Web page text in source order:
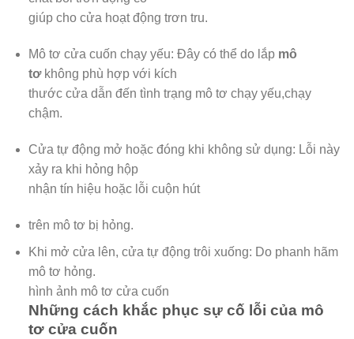
giúp cho cửa hoạt động trơn tru.
Mô tơ cửa cuốn chạy yếu: Đây có thể do lắp mô
tơkhông phù hợp với kích
thước cửa dẫn đến tình trạng mô tơ chạy yếu,chạy
chậm.
Cửa tự động mở hoặc đóng khi không sử dụng: Lỗi này
xảy ra khi hỏng hộp
nhận tín hiệu hoặc lỗi cuộn hút
trên mô tơ bị hỏng.
Khi mở cửa lên, cửa tự động trôi xuống: Do phanh hãm
mô tơ hỏng.
hình ảnh mô tơ cửa cuốn
Những cách khắc phục sự cố lỗi của mô
tơ cửa cuốn